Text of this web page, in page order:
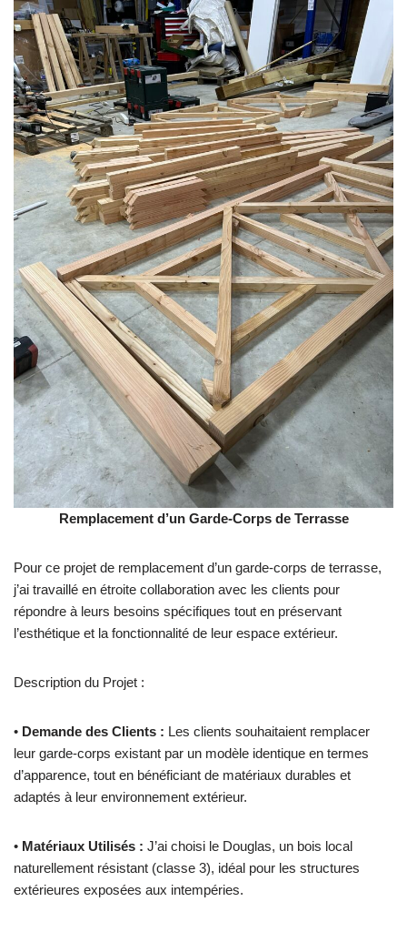
Remplacement d’un Garde-Corps de Terrasse
Pour ce projet de remplacement d’un garde-corps de terrasse,
j’ai travaillé en étroite collaboration avec les clients pour
répondre à leurs besoins spécifiques tout en préservant
l’esthétique et la fonctionnalité de leur espace extérieur.
Description du Projet :
• Demande des Clients : Les clients souhaitaient remplacer
leur garde-corps existant par un modèle identique en termes
d’apparence, tout en bénéficiant de matériaux durables et
adaptés à leur environnement extérieur.
• Matériaux Utilisés : J’ai choisi le Douglas, un bois local
naturellement résistant (classe 3), idéal pour les structures
extérieures exposées aux intempéries.